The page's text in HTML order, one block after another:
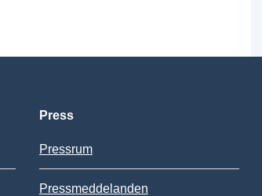
Press
Pressrum
Pressmeddelanden